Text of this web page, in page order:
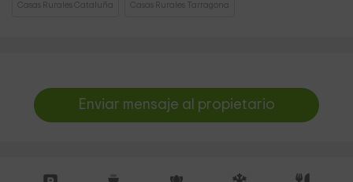
Casas Rurales Cataluña Casas Rurales Tarragona
Enviar mensaje al propietario